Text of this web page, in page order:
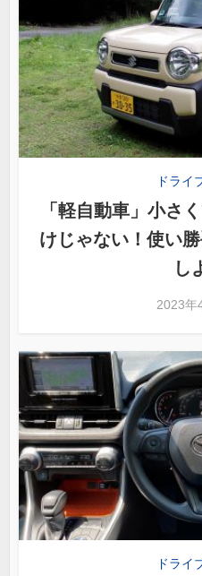
ドライ
「軽自動車」小さ
けじゃない！使い
し
2023年
ドライ